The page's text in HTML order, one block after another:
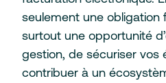
seulement une obligation
surtout une opportunité
gestion, de sécuriser vos
contribuer à un